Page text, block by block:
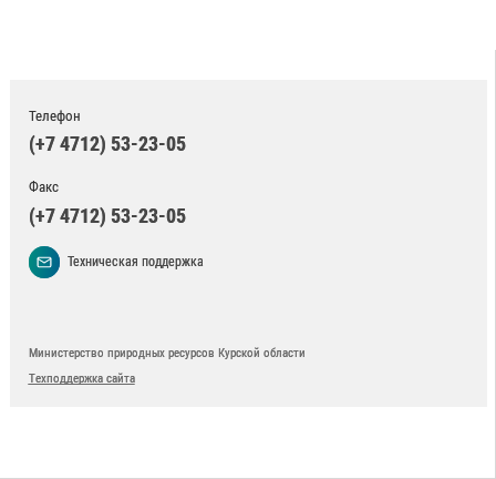
Телефон
(+7 4712) 53-23-05
Факс
(+7 4712) 53-23-05
Техническая поддержка
Министерство природных ресурсов Курской области
Техподдержка сайта